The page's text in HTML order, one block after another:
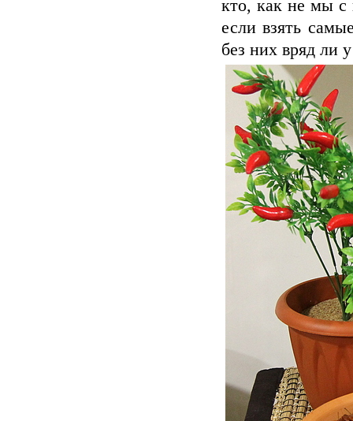
кто, как не мы с
если взять
без них вряд ли